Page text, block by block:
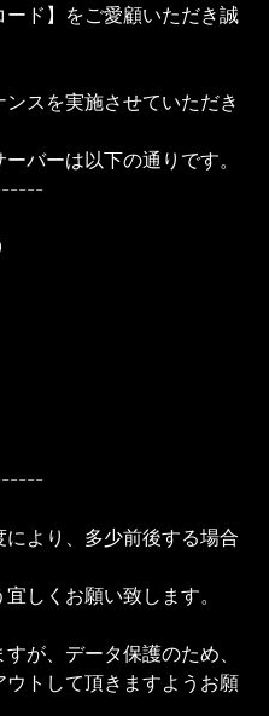
ド】をご愛顧いただき誠
スを実施させていただき
バーは以下の通りです。
より、多少前後する場合
しくお願い致します。
が、データ保護のため、
ウトして頂きますようお願